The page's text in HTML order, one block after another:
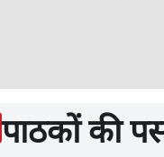
पाठकों की